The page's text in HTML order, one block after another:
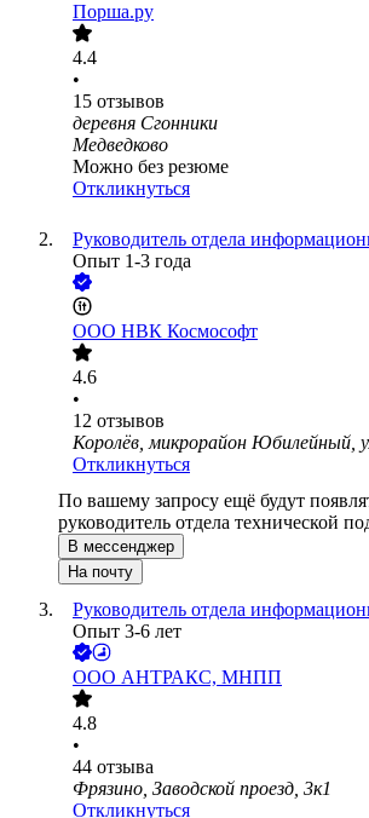
Порша.ру
4.4
•
15 отзывов
деревня Сгонники
Медведково
Можно без резюме
Откликнуться
Руководитель отдела
Опыт 1-3 года
ООО НВК Космософт
4.6
•
12 отзывов
Королёв, микрорайон Юбилейный,
Откликнуться
По вашему запросу ещё будут
руководитель отдела технической
В мессенджер
На почту
Руководитель отдела
Опыт 3-6 лет
ООО АНТРАКС, МНПП
4.8
•
44 отзыва
Фрязино, Заводской проезд, 3к1
Откликнуться